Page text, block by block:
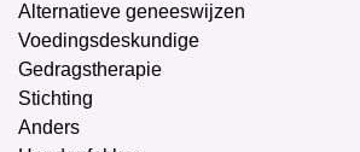
Alternatieve geneeswijzen
Voedingsdeskundige
Gedragstherapie
Stichting
Anders